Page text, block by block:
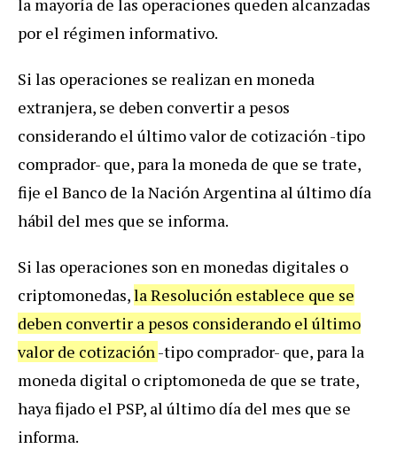
la mayoría de las operaciones queden alcanzadas
por el régimen informativo.
Si las operaciones se realizan en moneda
extranjera, se deben convertir a pesos
considerando el último valor de cotización -tipo
comprador- que, para la moneda de que se trate,
fije el Banco de la Nación Argentina al último día
hábil del mes que se informa.
Si las operaciones son en monedas digitales o
criptomonedas,la Resolución establece que se
deben convertir a pesos considerando el último
valor de cotización-tipo comprador- que, para la
moneda digital o criptomoneda de que se trate,
haya fijado el PSP, al último día del mes que se
informa.